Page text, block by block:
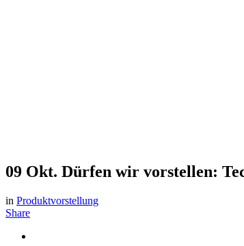
09 Okt. Dürfen wir vorstellen:
in Produktvorstellung
Share